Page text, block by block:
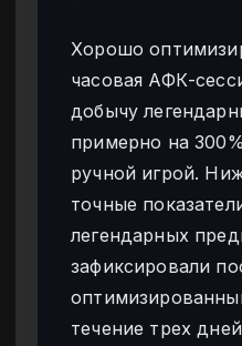
Хорошо
часовая АФК-
добычу
примерно на
ручной игрой.
точные
легендарных
зафиксировали
течение трех